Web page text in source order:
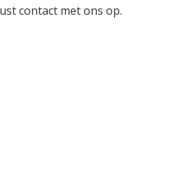
contact met ons op.